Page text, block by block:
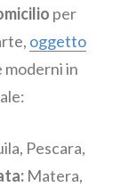
per
oggetto
moderni in
Pescara,
Matera,